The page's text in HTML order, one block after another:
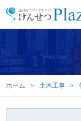
ホーム 土木工事